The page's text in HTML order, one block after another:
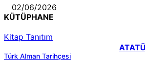
02/06/2026
KÜTÜPHANE
Kitap Tanıtım
Türk Alman Tarihçesi